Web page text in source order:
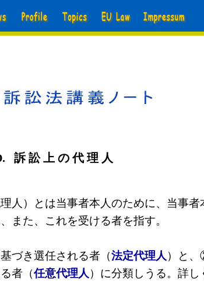
. 訴 訟 上 の 代 理 人
人）とは当事者本人のために、当事者
また、これを受ける者を指す。
づき選任される者（法定代理人 ）と
者（任意代理人 ）に分類しうる。詳し